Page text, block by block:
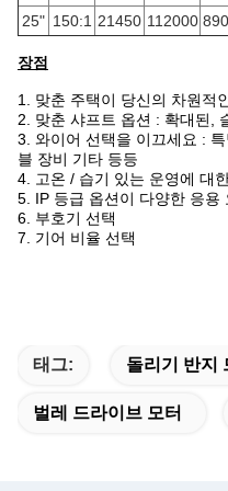
25" 150:1 21450 112000
장점
1. 맞춘 주택이 당신의 차원적
2. 맞춘 샤프트 옵션 : 확대된,
3. 와이어 선택을 이끄세요 :
블 장비 기타 등등
4. 고온 / 습기 있는 운영에 대
5. IP 등급 옵션이 다양한 응용
6. 부호기 선택
7. 기어 비율 선택
태그: 돌리기 반지
벌레 드라이브 모터